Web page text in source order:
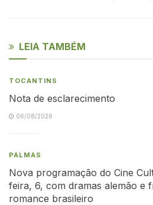
LEIA TAMBÉM
TOCANTINS
Nota de esclarecimento
06/08/2026
PALMAS
Nova programação do Cine
feira, 6, com dramas alemão e
romance brasileiro